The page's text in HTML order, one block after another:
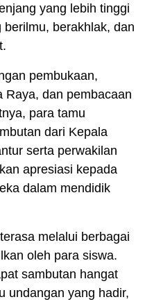
yang lebih tinggi
berakhlak, dan
pembukaan,
Raya, dan pembacaan
para tamu
dari Kepala
serta perwakilan
apresiasi kepada
dalam mendidik
melalui berbagai
oleh para siswa.
sambutan hangat
undangan yang hadir,